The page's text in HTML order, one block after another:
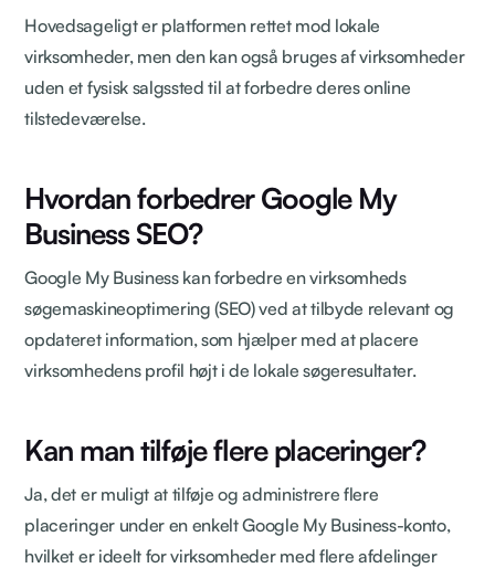
Hovedsageligt er platformen rettet mod lokale
virksomheder, men den kan også bruges af virksomheder
uden et fysisk salgssted til at forbedre deres online
tilstedeværelse.
Hvordan forbedrer Google My
Business SEO?
Google My Business kan forbedre en virksomheds
søgemaskineoptimering (SEO) ved at tilbyde relevant og
opdateret information, som hjælper med at placere
virksomhedens profil højt i de lokale søgeresultater.
Kan man tilføje flere placeringer?
Ja, det er muligt at tilføje og administrere flere
placeringer under en enkelt Google My Business-konto,
hvilket er ideelt for virksomheder med flere afdelinger